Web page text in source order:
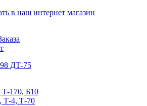
в наш интернет магазин
Т-170, Б10
Т-4, Т-70